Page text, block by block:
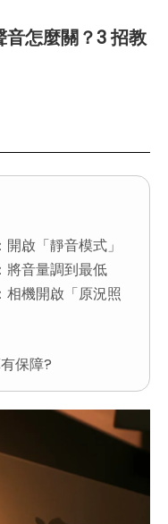
音怎麼關？3 招教
啟「靜音模式」
將音量調到最低
機開啟「原況照
保障?